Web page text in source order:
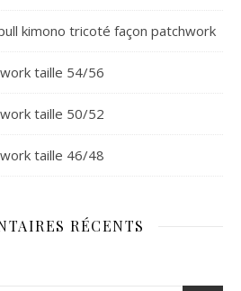
kimono tricoté façon patchwork
taille 54/56
taille 50/52
taille 46/48
RÉCENTS